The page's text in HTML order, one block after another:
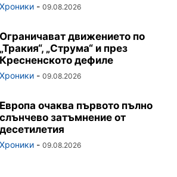
Хроники - 09.08.2026
Ограничават движението по
„Тракия“, „Струма“ и през
Кресненското дефиле
Хроники - 09.08.2026
Европа очаква първото пълно
слънчево затъмнение от
десетилетия
Хроники - 09.08.2026